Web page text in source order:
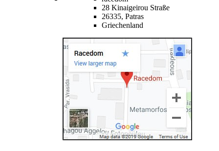
28 Kinaigeirou Straße
26335, Patras
Griechenland